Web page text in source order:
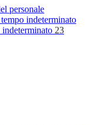
personale
indeterminato
indeterminato 23